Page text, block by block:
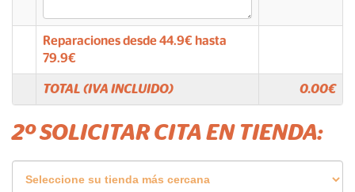
Reparaciones desde44.9€ hasta
79.9€
TOTAL (IVA INCLUIDO) 0.00€
2º SOLICITAR CITA EN TIENDA: